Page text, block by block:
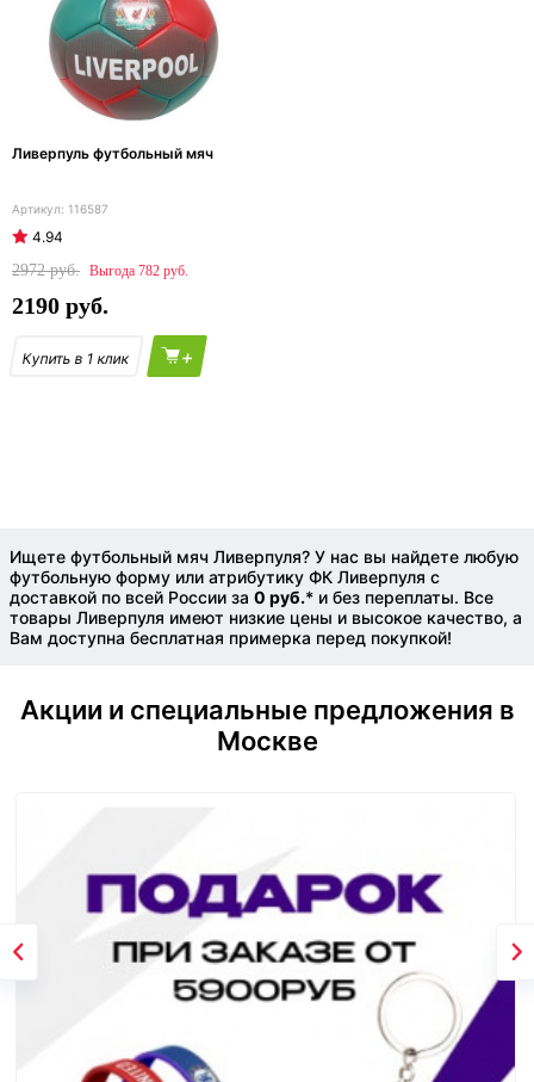
Ливерпуль футбольный мяч
116587
4.94
2972
782
2190
+
Ищете футбольный мяч Ливерпуля? У нас вы найдете любую
футбольную форму или атрибутику ФК Ливерпуля с
доставкой по всей России за 0 руб.* и без переплаты. Все
товары Ливерпуля имеют низкие цены и высокое качество, а
Вам доступна бесплатная примерка перед покупкой!
Акции и специальные предложения в
Москве